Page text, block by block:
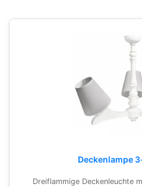
Deckenlampe
Dreiflammige Deckenleuchte